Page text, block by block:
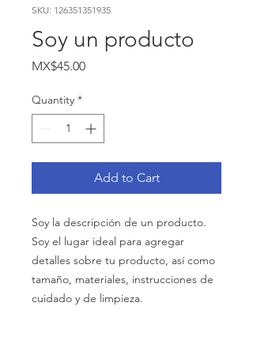
SKU: 126351351935
Soy un producto
MX$45.00Price
Quantity *
Add to Cart
Soy la descripción de un producto.
Soy el lugar ideal para agregar
detalles sobre tu producto, así como
tamaño, materiales, instrucciones de
cuidado y de limpieza.